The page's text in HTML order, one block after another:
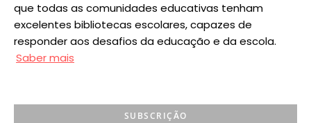
que todas as comunidades educativas tenham
excelentes bibliotecas escolares, capazes de
responder aos desafios da educação e da escola.
Saber mais
SUBSCRIÇÃO